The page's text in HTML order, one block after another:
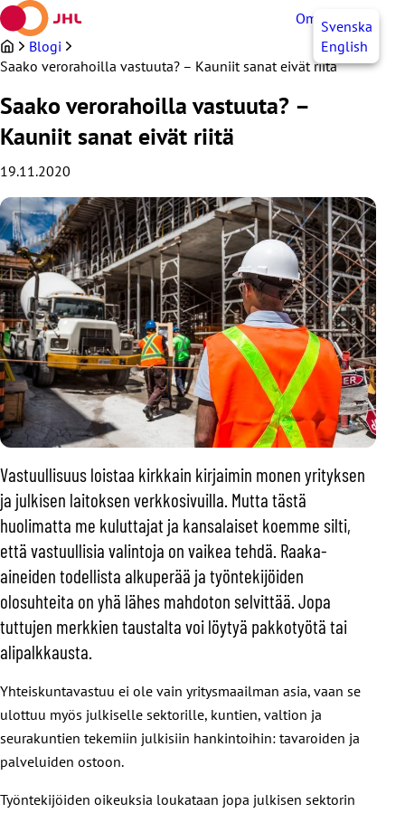
Siirry
sisältöön
OmaJHLSvenska
English
Blogi
Saako verorahoilla vastuuta? – Kauniit sanat eivät riitä
Saako verorahoilla vastuuta? –
Kauniit sanat eivät riitä
19.11.2020
Vastuullisuus loistaa kirkkain kirjaimin monen yrityksen
ja julkisen laitoksen verkkosivuilla. Mutta tästä
huolimatta me kuluttajat ja kansalaiset koemme silti,
että vastuullisia valintoja on vaikea tehdä. Raaka-
aineiden todellista alkuperää ja työntekijöiden
olosuhteita on yhä lähes mahdoton selvittää. Jopa
tuttujen merkkien taustalta voi löytyä pakkotyötä tai
alipalkkausta.
Yhteiskuntavastuu ei ole vain yritysmaailman asia, vaan se
ulottuu myös julkiselle sektorille, kuntien, valtion ja
seurakuntien tekemiin julkisiin hankintoihin: tavaroiden ja
palveluiden ostoon.
Työntekijöiden oikeuksia loukataan jopa julkisen sektorin